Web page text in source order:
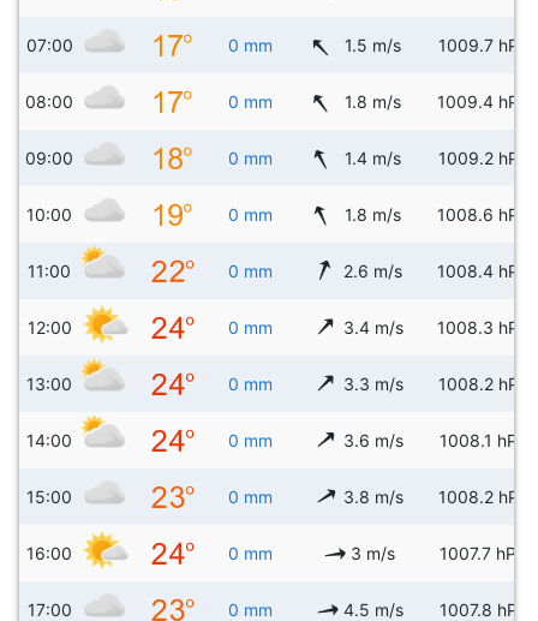
07:00 0 mm 1.5 m/s 1009.7 hPa
08:00 0 mm 1.8 m/s 1009.4 hPa
09:00 0 mm 1.4 m/s 1009.2 hPa
10:00 0 mm 1.8 m/s 1008.6 hPa
11:00 0 mm 2.6 m/s 1008.4 hPa
12:00 0 mm 3.4 m/s 1008.3 hPa
13:00 0 mm 3.3 m/s 1008.2 hPa
14:00 0 mm 3.6 m/s 1008.1 hPa
15:00 0 mm 3.8 m/s 1008.2 hPa
16:00 0 mm 3 m/s 1007.7 hPa
17:00 0 mm 4.5 m/s 1007.8 hPa